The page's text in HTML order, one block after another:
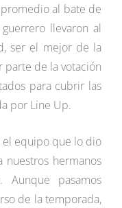
al bate de
llevaron al
ser el mejor de la
parte de la votación
para cubrir las
por Line Up.
el equipo que lo dio
hermanos
Aunque pasamos
de la temporada,